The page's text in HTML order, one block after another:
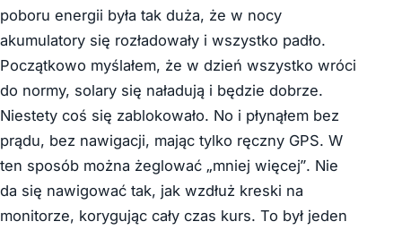
poboru energii była tak duża, że w nocy
akumulatory się rozładowały i wszystko padło.
Początkowo myślałem, że w dzień wszystko wróci
do normy, solary się naładują i będzie dobrze.
Niestety coś się zablokowało. No i płynąłem bez
prądu, bez nawigacji, mając tylko ręczny GPS. W
ten sposób można żeglować „mniej więcej”. Nie
da się nawigować tak, jak wzdłuż kreski na
monitorze, korygując cały czas kurs. To był jeden